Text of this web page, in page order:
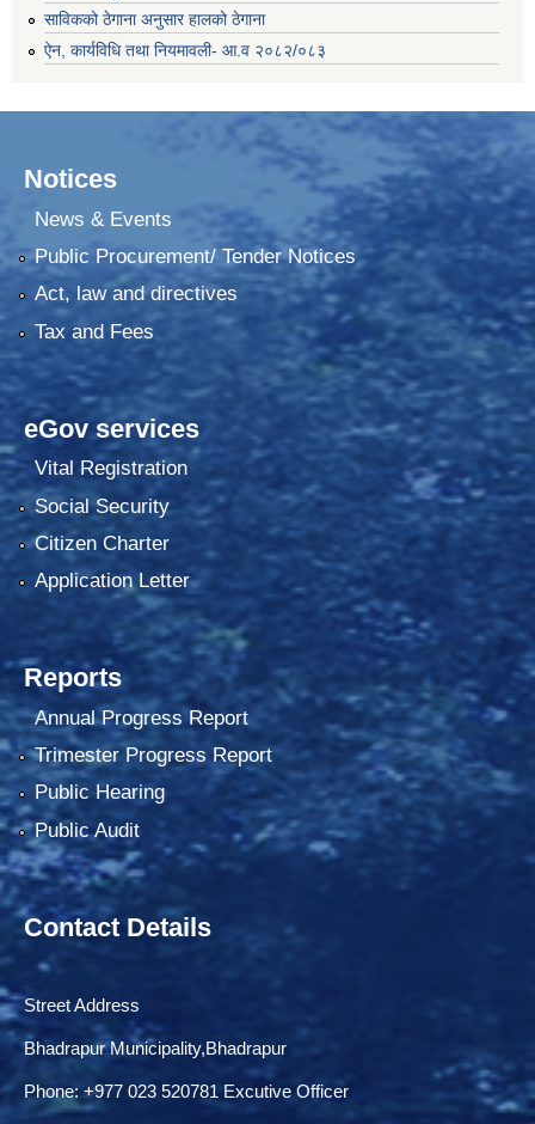
साविकको ठेगाना अनुसार हालको ठेगाना
ऐन, कार्यविधि तथा नियमावली- आ.व २०८२/०८३
Notices
News & Events
Public Procurement/ Tender Notices
Act, law and directives
Tax and Fees
eGov services
Vital Registration
Social Security
Citizen Charter
Application Letter
Reports
Annual Progress Report
Trimester Progress Report
Public Hearing
Public Audit
Contact Details
Street Address
Bhadrapur Municipality,Bhadrapur
Phone: ‌+977 023 520781 Excutive Officer